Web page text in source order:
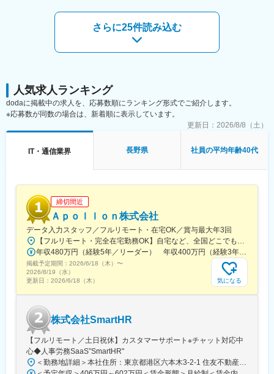
しばらくは長野営業所もしくは松本SSに出社していただきます。
個々人のスキルに応じてになりますが、ある程度のプロダクト研
修を受講予定です。内容によりますが、WEB受講や実機に触れて
学ぶケースもございます。先輩との同行を重ねて徐々に独り立ち
まず店頭での接客からスタートし、後輩指導やリーダー業務もゆ
くゆくお任せ致します。正社員登用後はマネジメントやメンバー
教育など、クルーを統括するなどのステップアップが可能です。
総合職として本部各部署の様々な部門に就くチャンスもありま
年2回正社員登用試験あり、実際に契約社員から正社員になった社
員も多数います。自身の成長とその成果をしっかりと評価しま
す。
■教育体制
未経験の方にも手厚くフォローし、早期に一人前となるフォロー
内情報共有にも強みを持っています。ご経験が無い方でもソフト
クルーに欠かせないビジネスマナーや接客スキルを学んで頂きま
す。現場経験豊富な社員が研修講師を務め、実務に基づいた丁寧
な指導をします。
●OJT研修
売り場の先輩と徐々に仕事を覚えていただきます。多くの先輩が
未経験スタートなので、実践で使えるスキルを指導致します。
■希望休の取得しやすさ
シフト制のため、毎月シフト提出時に希望をご提示していただけ
れば比較的通りやすいです。
■キャリアアップ事例
営業としてキャリアを磨く方、社内でも飲食店勤務や教員、工場
ングなど多岐にわたるキャリアアップ例がございます。
変更の範囲：会社の定める業務
さらに25件読み込む
人気求人ランキング
dodaに掲載中の求人を、応募数順にランキング形式でご紹介します。
※応募数が同数の場合は、新着順に表示しています。
更新日： 2026/8/8（土）
IT・通信業界 長野県 社員の平均年齢40代
締切間近
Ａｐｏｌｌｏｎ株式会社
データ入力スタッフ／フルリモート・在宅OK／賞与最大年3回
【フルリモート・完全在宅勤務OK】自宅など、全国どこでもあなたが働きやすい場所で働けます★転居を伴う転勤なし★全国47都道府県どこからでも応募OK【本社】東京都新宿区山吹町130番地の15 茜ビル2-A＜アクセス＞有楽町線「江戸川橋駅」、東西線「東西線」より徒歩10分※受動喫煙対策：あり
年収480万円（経験5年／リーダー） 年収400万円（経験3年／メンバー）
掲載予定期間： 2026/6/18（木） 〜
2026/8/19（水）
更新日： 2026/6/18（木） 気になる
株式会社SmartHR
【フルリモート／土日祝休】カスタマーサポート※チャット対応中
心◆人事労務SaaS”SmartHR"
＜勤務地詳細＞本社住所：東京都港区六本木3-2-1 住友不動産六本木グランドタワー勤務地最寄駅：東京メトロ南北線／六本木一丁目駅受動喫煙対策：屋内全面禁煙変更の範囲：会社の定める事業所（リモートワーク含む）